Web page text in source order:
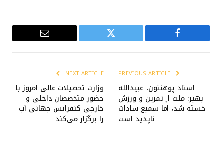
Facebook
Twitter
Email
استاد پوهنتون، عبیدالله
بهیر: ملت از تمرین و ورزش
خسته شد، اما سمیع سادات
ناپدید است
NEXT ARTICLE
وزارت تحصیلات عالی امروز با
حضور متخصصان داخلی و
خارجی کنفرانس جهانی آب
را برگزار می‌کند